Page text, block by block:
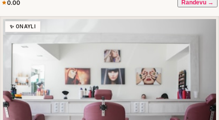
0.00 Randevu →
✨ ONAYLI